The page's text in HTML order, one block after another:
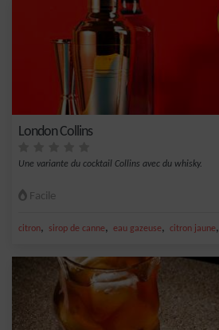
London Collins
Une variante du cocktail Collins avec du whisky.
Facile
citron, sirop de canne, eau gazeuse, citron jaune,